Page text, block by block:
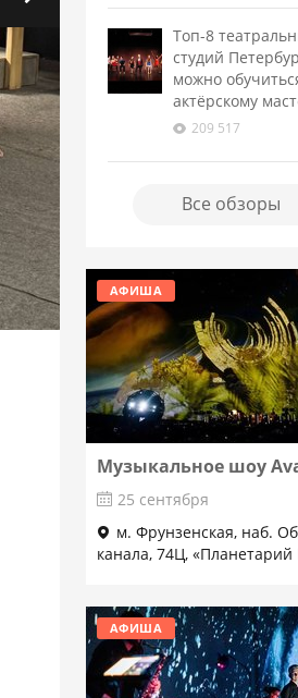
Топ-8
студий
можно
актёрскому
209 517
Все обзоры
АФИША
Музыкальное шоу
25 сентября
м. Фрунзенская, наб.
канала, 74Ц,
Подробнее
АФИША